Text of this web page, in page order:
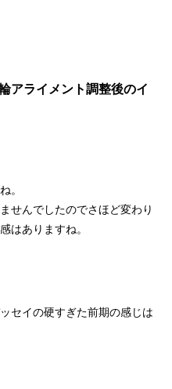
アライメント調整後のイ
。
せんでしたのでさほど変わり
はありますね。
セイの硬すぎた前期の感じは